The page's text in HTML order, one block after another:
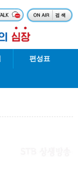
편성표